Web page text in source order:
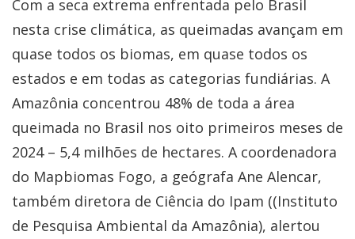
Com a seca extrema enfrentada pelo Brasil
nesta crise climática, as queimadas avançam em
quase todos os biomas, em quase todos os
estados e em todas as categorias fundiárias. A
Amazônia concentrou 48% de toda a área
queimada no Brasil nos oito primeiros meses de
2024 – 5,4 milhões de hectares. A coordenadora
do Mapbiomas Fogo, a geógrafa Ane Alencar,
também diretora de Ciência do Ipam ((Instituto
de Pesquisa Ambiental da Amazônia), alertou